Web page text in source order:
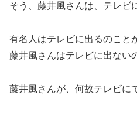
そう、藤井風さんは、テレビ
有名人はテレビに出るのこと
藤井風さんはテレビに出ない
藤井風さんが、何故テレビに